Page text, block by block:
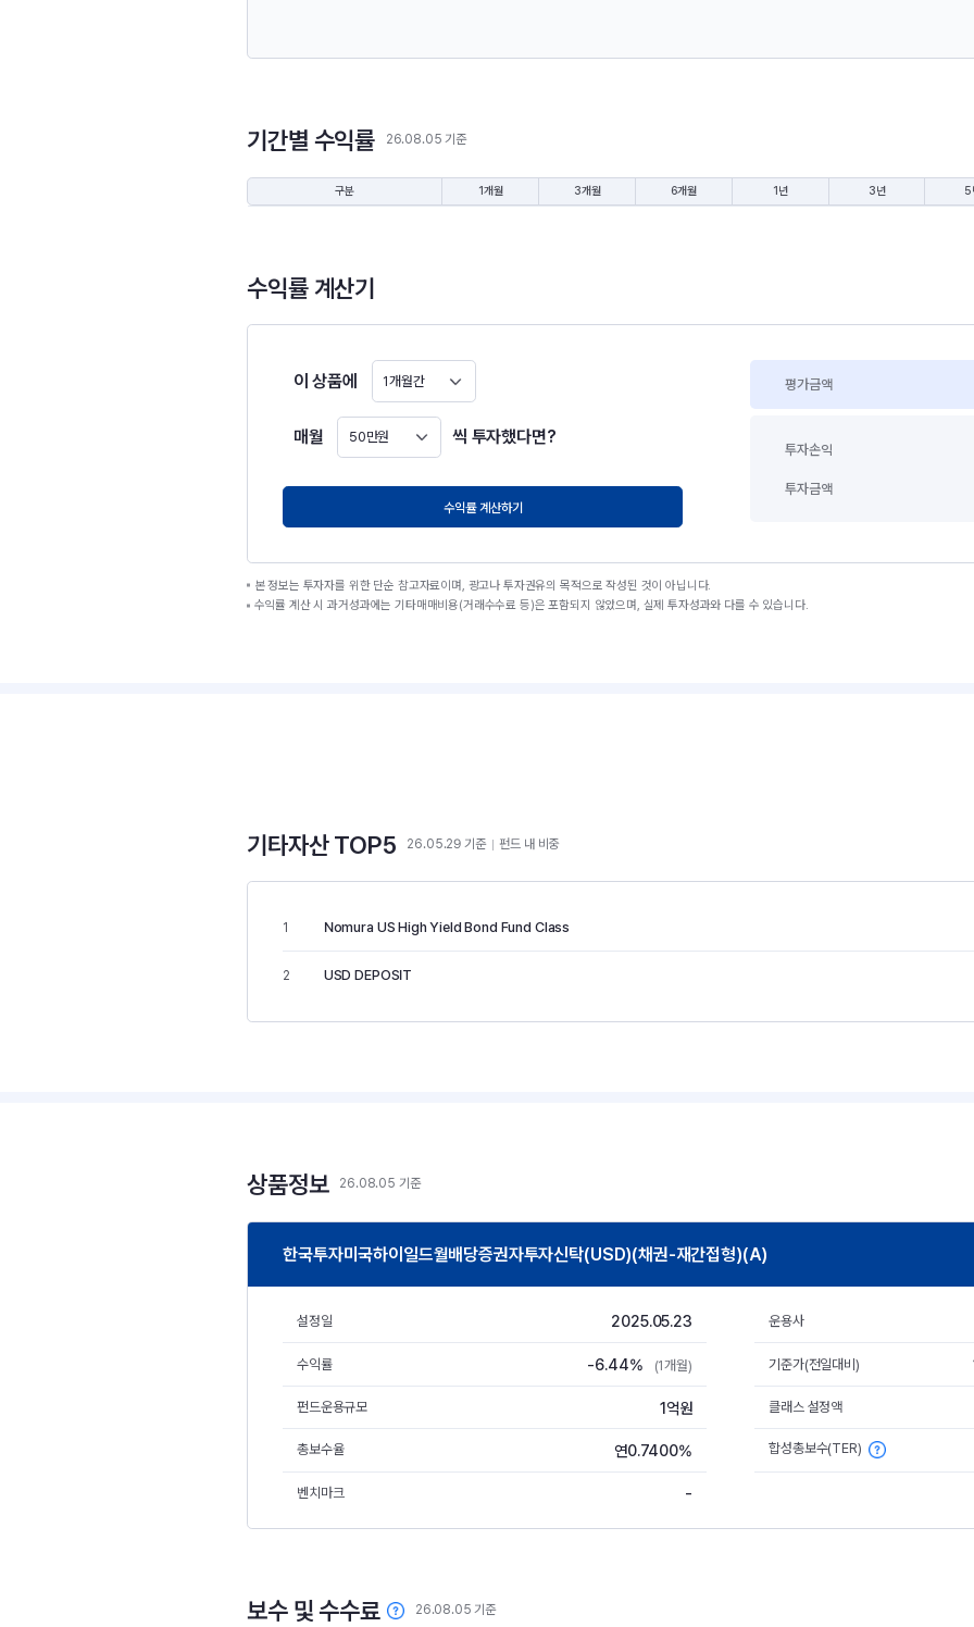
기간별 수익률 26.08.05 기준
구분 1개월 3개월 6개월 1년 3년 5
수익률 계산기
이 상품에 1개월간
매월 50만원 원 씩 투자했다면?
수익률 계산하기
평가금액
투자손익
투자금액
본 정보는 투자자를 위한 단순 참고자료이며, 광고나 투자권유의 목적으로 작성된 것이 아닙니다.
수익률 계산 시 과거성과에는 기타매매비용(거래수수료 등)은 포함되지 않았으며, 실제 투자성과와 다를 수 있습니다.
기타자산 TOP5 26.05.29 기준 펀드 내 비중
1 Nomura US High Yield Bond Fund Class
2 USD DEPOSIT
상품정보 26.08.05 기준
한국투자미국하이일드월배당증권자투자신탁(USD)(채권-재간접형)(A)
설정일 2025.05.23 운용사
수익률 -6.44% (1개월) 기준가(전일대비)
펀드운용규모 1억원 클래스 설정액
총보수율 연0.7400% 합성총보수(TER)
벤치마크 -
보수 및 수수료 26.08.05 기준